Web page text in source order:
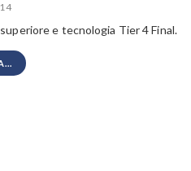
e tecnologia Tier 4 Final.